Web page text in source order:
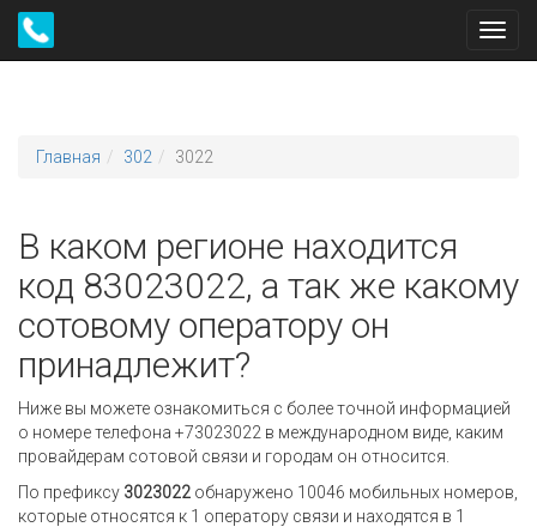
Главная 302 3022
В каком регионе находится
код 83023022, а так же какому
сотовому оператору он
принадлежит?
Ниже вы можете ознакомиться с более точной информацией
о номере телефона +73023022 в международном виде, каким
провайдерам сотовой связи и городам он относится.
По префиксу 3023022 обнаружено 10046 мобильных номеров,
которые относятся к 1 оператору связи и находятся в 1